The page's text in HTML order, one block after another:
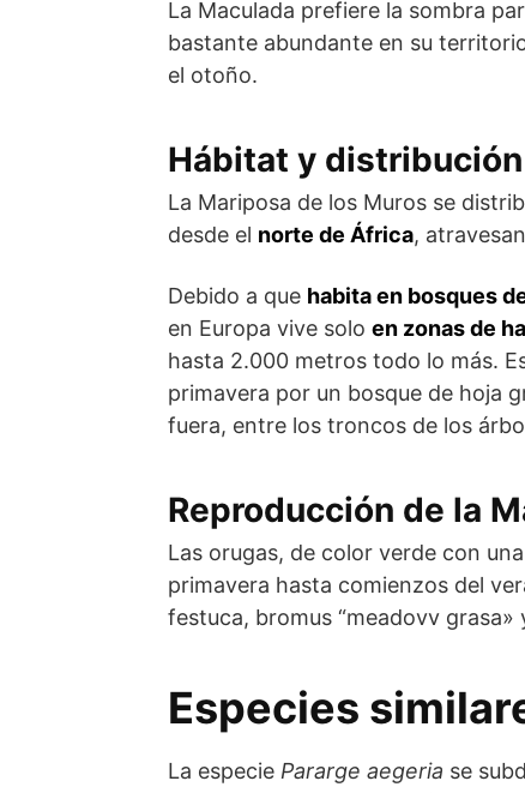
La Maculada prefiere la sombra
bastante abundante en su
el otoño.
Hábitat y
La Mariposa de los Muros se
desde el norte de África,
Debido a que habita en bosques
en Europa vive solo en zonas de
hasta 2.000 metros todo lo más.
primavera por un bosque de hoja
fuera, entre los troncos de los
Reproducción de la
Las orugas, de color verde con
primavera hasta comienzos del
festuca, bromus “meadovv
Especies
La especie Pararge aegeria se